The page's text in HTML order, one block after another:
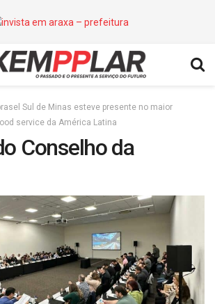
Sul de Minas esteve presente no maior
service da América Latina
Conselho da